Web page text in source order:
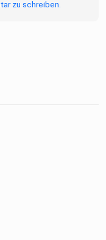
zu schreiben.